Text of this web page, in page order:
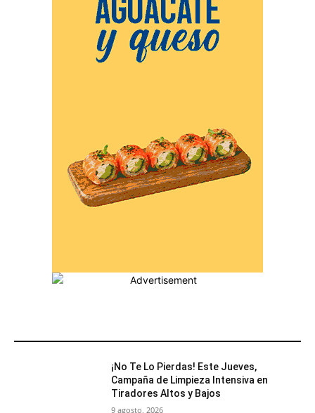
¡No Te Lo Pierdas! Este Jueves,
Campaña de Limpieza Intensiva en
Tiradores Altos y Bajos
9 agosto, 2026